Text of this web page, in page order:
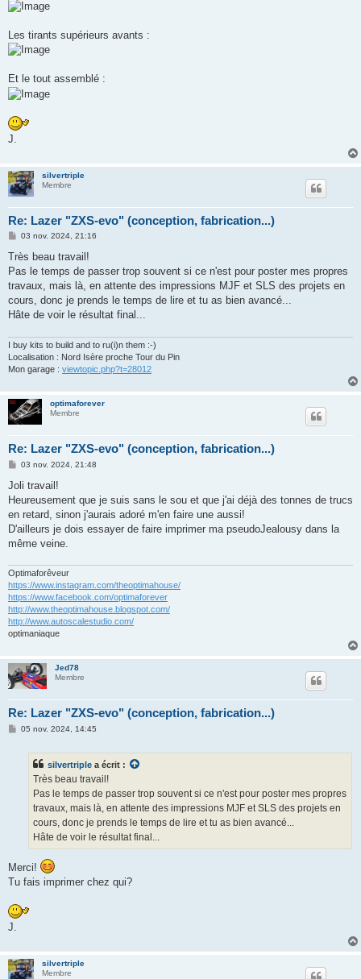
Les tirants supérieurs avants :
Et le tout assemblé :
J.
silvertriple
Membre
Re: Lazer "ZXS-evo" (conception, fabrication...)
M
s
a
g
03 nov. 2024, 21:16
Très beau travail!
Pas le temps de passer trop souvent si ce n'est pour poster mes propres
travaux, mais là, en attente des impressions MJF et SLS des projets en
cours, donc je prends le temps de lire et tu as bien avancé...
Hâte de voir le résultat final...
I buy kits to build and to ru(i)n them :-)
Localisation : Nord Isère proche Tour du Pin
Mon garage : viewtopic.php?t=28012
optimaforever
Membre
Re: Lazer "ZXS-evo" (conception, fabrication...)
M
s
a
g
03 nov. 2024, 21:48
Joli travail!
Heureusement que je suis sans le sou et que j'ai déjà des tonnes de trucs
en retard, sinon j'aurais adoré m'en faire une aussi!
D'ailleurs je dois essayer de faire imprimer ma pseudoJealousy dans la
même veine.
Optimaforêveur
https://www.instagram.com/theoptimahouse/
https://www.facebook.com/optimaforever
http://www.theoptimahouse.blogspot.com/
http://www.autoscalestudio.com/
optimaniaque
Jed78
Membre
Re: Lazer "ZXS-evo" (conception, fabrication...)
M05 nov. 2024, 14:45
silvertriple a écrit :
Très beau travail!
Pas le temps de passer trop souvent si ce n'est pour poster mes propres
travaux, mais là, en attente des impressions MJF et SLS des projets en
cours, donc je prends le temps de lire et tu as bien avancé...
Hâte de voir le résultat final...
Merci!
Tu fais imprimer chez qui?
J.
silvertriple
Membre